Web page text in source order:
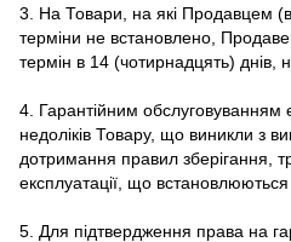
3. На Товари, на які Продавцем
терміни не встановлено,
термін в 14 (чотирнадцять) днів,
4. Гарантійним обслуговуванням
недоліків Товару, що виникли з
дотримання правил зберігання,
експлуатації, що
5. Для підтвердження права на